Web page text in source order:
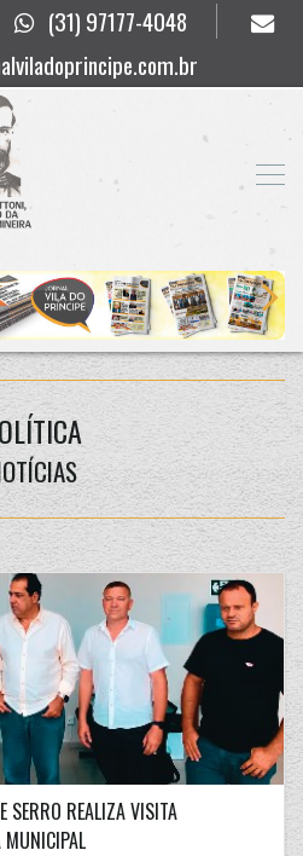
(31) 97177-4048
SERRO REALIZA VISITA